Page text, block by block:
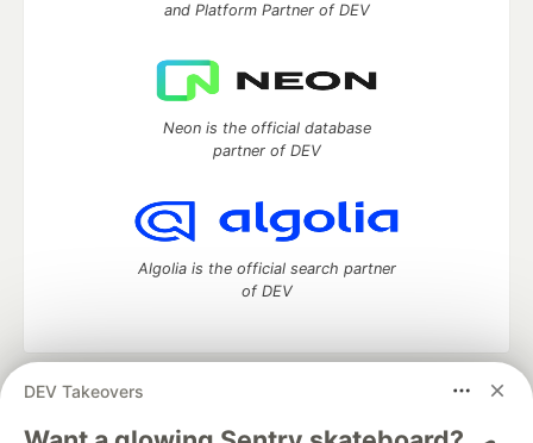
DEV Takeovers
and Platform Partner of DEV
Neon is the official database
partner of DEV
Algolia is the official search partner
of DEV
DEV Community
— A space to discuss and keep up software
development and manage your software career